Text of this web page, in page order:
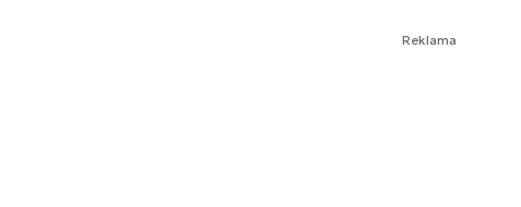
Reklama